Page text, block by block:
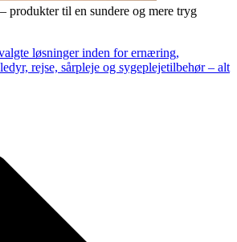
produkter til en sundere og mere tryg
løsninger inden for ernæring,
rejse, sårpleje og sygeplejetilbehør – alt